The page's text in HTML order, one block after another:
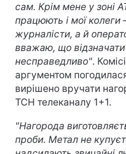
сам. Крім мене у зоні
працюють і мої колеги
журналісти, а й
вважаю, що відзначати
несправедливо".
аргументом
вирішено вручати
ТСН телеканалу 1+1.
"Нагорода
проби. Метал не